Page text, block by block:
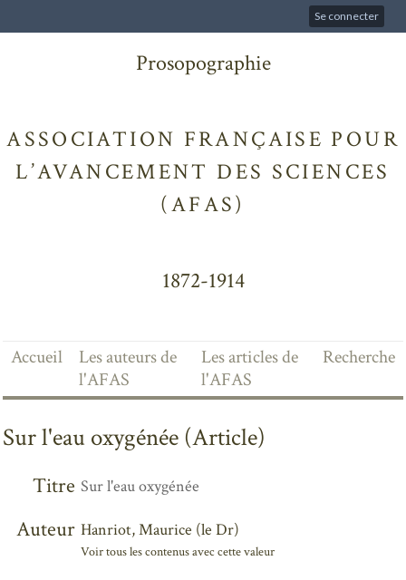
Se connecter
Prosopographie
ASSOCIATION FRANÇAISE POUR
L’AVANCEMENT DES SCIENCES
(AFAS)
1872-1914
Accueil
Les auteurs de
l'AFAS
Les articles de
l'AFAS
Recherche
Sur l'eau oxygénée (Article)
Titre Sur l'eau oxygénée
Auteur Hanriot, Maurice (le Dr)
Voir tous les contenus avec cette valeur